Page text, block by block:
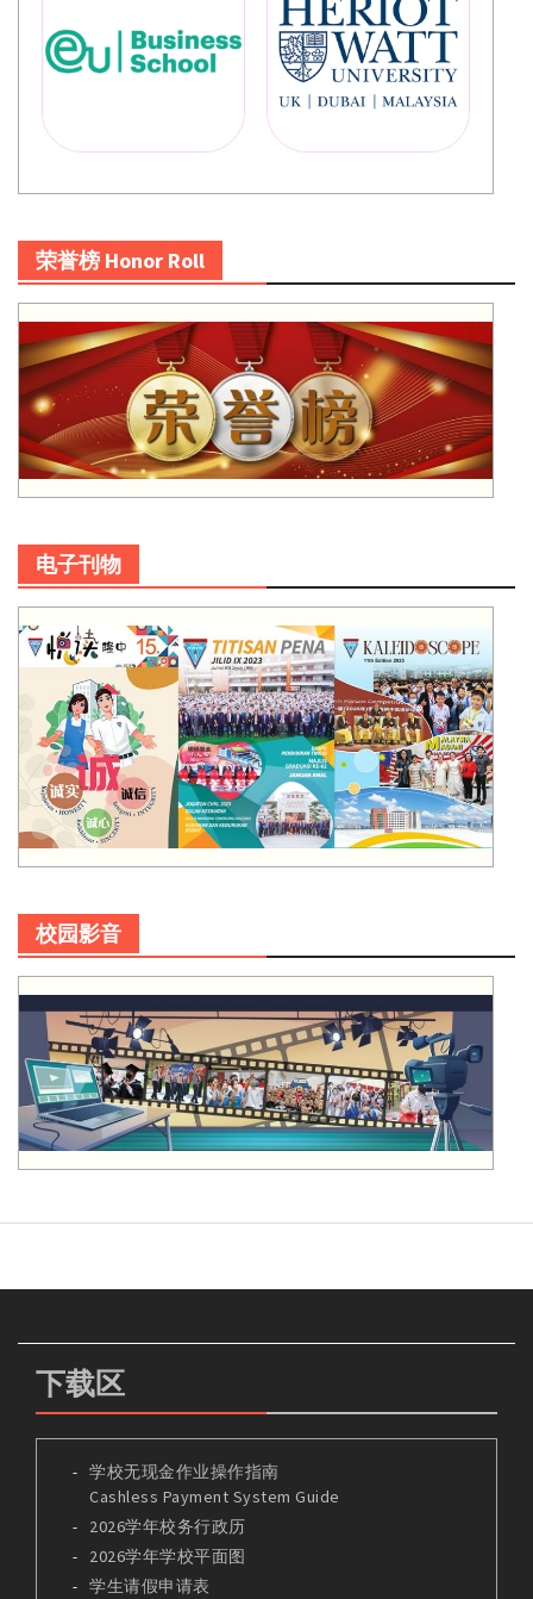
荣誉榜 Honor Roll
电子刊物
校园影音
下载区
学校无现金作业操作指南
Cashless Payment System Guide
2026学年校务行政历
2026学年学校平面图
学生请假申请表